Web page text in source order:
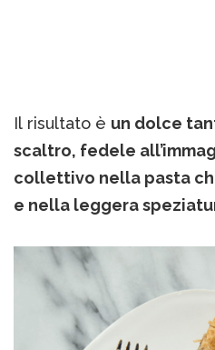
Il risultato è un dolce
scaltro, fedele
collettivo nella pasta
e nella leggera